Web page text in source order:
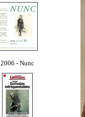
2006 - Nunc